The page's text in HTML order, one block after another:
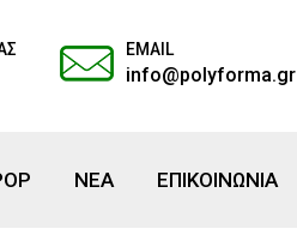
EMAIL
info@polyforma.gr
ΝΕΑ ΕΠΙΚΟΙΝΩΝΙΑ